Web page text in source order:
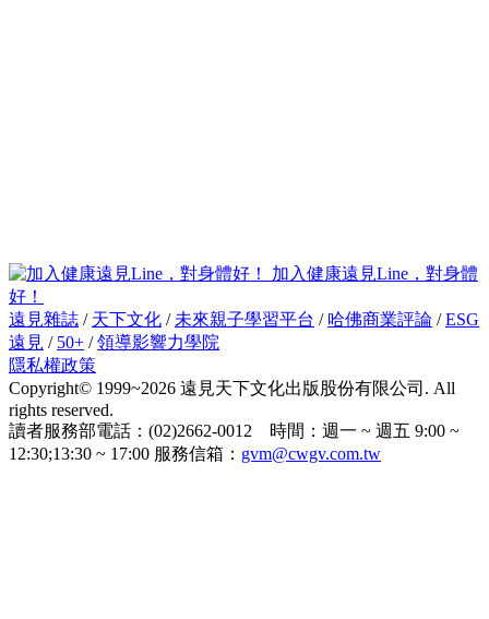
加入健康遠見Line，對身體
好！
遠見雜誌 / 天下文化 / 未來親子學習平台 / 哈佛商業評論 /ESG
遠見 / 50+ /領導影響力學院
隱私權政策
Copyright© 1999~2026 遠見天下文化出版股份有限公司. All
rights reserved.
讀者服務部電話：(02)2662-0012 時間：週一 ~ 週五 9:00 ~
12:30;13:30 ~ 17:00 服務信箱： gvm@cwgv.com.tw